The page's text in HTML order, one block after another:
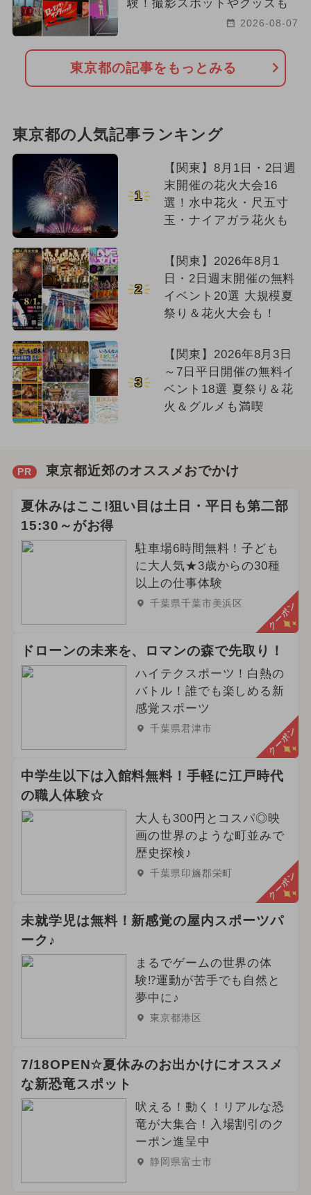
験！撮影スポットやグッズも
2026-08-07
東京都の記事をもっとみる
東京都の人気記事ランキング
1
【関東】8月1日・2日週
末開催の花火大会16
選！水中花火・尺五寸
玉・ナイアガラ花火も
2
【関東】2026年8月1
日・2日週末開催の無料
イベント20選 大規模夏
祭り＆花火大会も！
3
【関東】2026年8月3日
～7日平日開催の無料イ
ベント18選 夏祭り＆花
火＆グルメも満喫
PR 東京都近郊のオススメおでかけ
夏休みはここ!狙い目は土日・平日も第二部
15:30～がお得
駐車場6時間無料！子ども
に大人気★3歳からの30種
以上の仕事体験
千葉県千葉市美浜区 クーポン
ドローンの未来を、ロマンの森で先取り！
ハイテクスポーツ！白熱の
バトル！誰でも楽しめる新
感覚スポーツ
千葉県君津市 クーポン
中学生以下は入館料無料！手軽に江戸時代
の職人体験☆
大人も300円とコスパ◎映
画の世界のような町並みで
歴史探検♪
千葉県印旛郡栄町 クーポン
未就学児は無料！新感覚の屋内スポーツパ
ーク♪
まるでゲームの世界の体
験⁉運動が苦手でも自然と
夢中に♪
東京都港区
7/18OPEN☆夏休みのお出かけにオススメ
な新恐竜スポット
吠える！動く！リアルな恐
竜が大集合！入場割引のク
ーポン進呈中
静岡県富士市